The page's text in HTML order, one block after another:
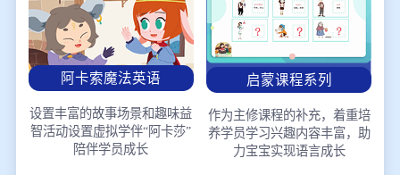
阿卡索魔法英语
设置丰富的故事场景和趣味益
智活动设置虚拟学伴“阿卡莎”
陪伴学员成长
启蒙课程系列
作为主修课程的补充，着重培
养学员学习兴趣内容丰富，助
力宝宝实现语言成长